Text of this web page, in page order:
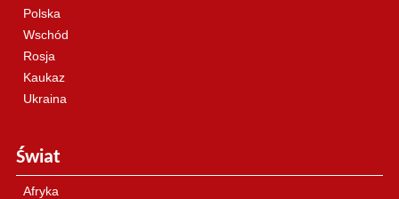
Polska
Wschód
Rosja
Kaukaz
Ukraina
Świat
Afryka